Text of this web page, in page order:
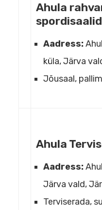
Ahula
spordisaalid
Aadress:
küla, Järva
Jõusaal,
Ahula
Aadress:
Järva vald,
Terviserada,